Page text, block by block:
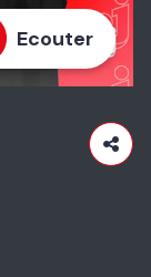
Ecouter